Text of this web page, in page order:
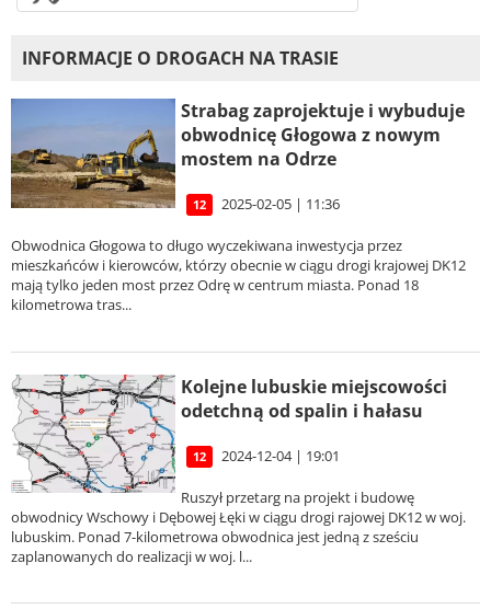
INFORMACJE O DROGACH NA TRASIE
Strabag zaprojektuje i wybuduje
obwodnicę Głogowa z nowym
mostem na Odrze
12 2025-02-05 | 11:36
Obwodnica Głogowa to długo wyczekiwana inwestycja przez
mieszkańców i kierowców, którzy obecnie w ciągu drogi krajowej DK12
mają tylko jeden most przez Odrę w centrum miasta. Ponad 18
kilometrowa tras...
Kolejne lubuskie miejscowości
odetchną od spalin i hałasu
12 2024-12-04 | 19:01
Ruszył przetarg na projekt i budowę
obwodnicy Wschowy i Dębowej Łęki w ciągu drogi rajowej DK12 w woj.
lubuskim. Ponad 7-kilometrowa obwodnica jest jedną z sześciu
zaplanowanych do realizacji w woj. l...